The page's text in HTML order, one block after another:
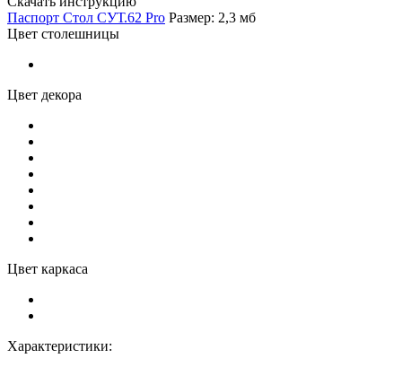
Паспорт Стол СУТ.62 Pro Размер: 2,3 мб
Цвет столешницы
Цвет декора
Цвет каркаса
Характеристики: